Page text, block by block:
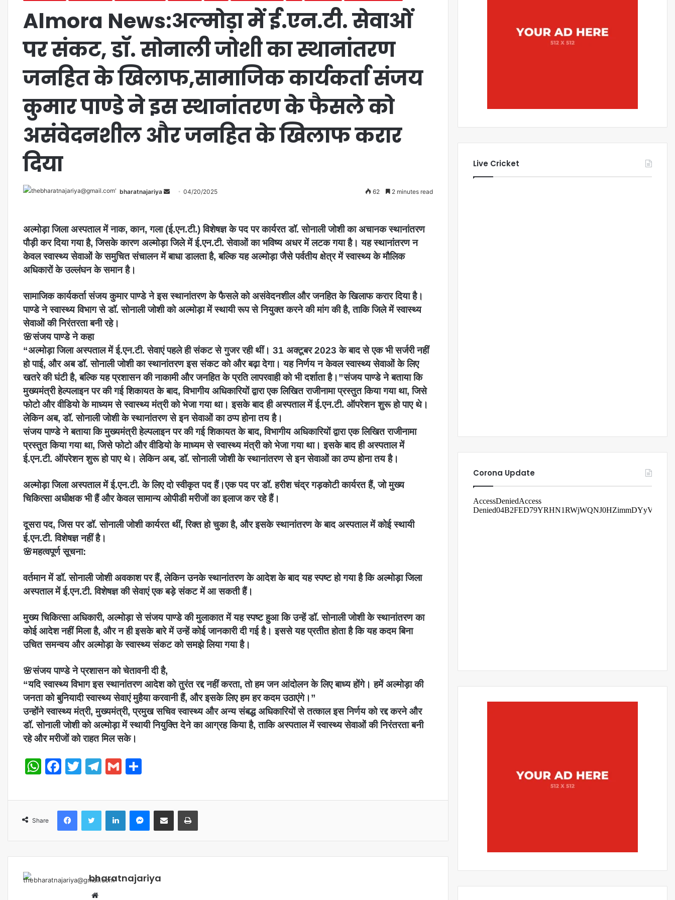
Almora News:अल्मोड़ा में ई.एन.टी. सेवाओं
पर संकट, डॉ. सोनाली जोशी का स्थानांतरण
जनहित के खिलाफ,सामाजिक कार्यकर्ता संजय
कुमार पाण्डे ने इस स्थानांतरण के फैसले को
असंवेदनशील और जनहित के खिलाफ करार
दिया
bharatnajariya 04/20/2025 62 2 minutes read
अल्मोड़ा जिला अस्पताल में नाक, कान, गला (ई.एन.टी.) विशेषज्ञ के पद पर कार्यरत डॉ. सोनाली जोशी का अचानक स्थानांतरण
पौड़ी कर दिया गया है, जिसके कारण अल्मोड़ा जिले में ई.एन.टी. सेवाओं का भविष्य अधर में लटक गया है। यह स्थानांतरण न
केवल स्वास्थ्य सेवाओं के समुचित संचालन में बाधा डालता है, बल्कि यह अल्मोड़ा जैसे पर्वतीय क्षेत्र में स्वास्थ्य के मौलिक
अधिकारों के उल्लंघन के समान है।
सामाजिक कार्यकर्ता संजय कुमार पाण्डे ने इस स्थानांतरण के फैसले को असंवेदनशील और जनहित के खिलाफ करार दिया है।
पाण्डे ने स्वास्थ्य विभाग से डॉ. सोनाली जोशी को अल्मोड़ा में स्थायी रूप से नियुक्त करने की मांग की है, ताकि जिले में स्वास्थ्य
सेवाओं की निरंतरता बनी रहे।
🌸संजय पाण्डे ने कहा
“अल्मोड़ा जिला अस्पताल में ई.एन.टी. सेवाएं पहले ही संकट से गुजर रही थीं। 31 अक्टूबर 2023 के बाद से एक भी सर्जरी नहीं
हो पाई, और अब डॉ. सोनाली जोशी का स्थानांतरण इस संकट को और बढ़ा देगा। यह निर्णय न केवल स्वास्थ्य सेवाओं के लिए
खतरे की घंटी है, बल्कि यह प्रशासन की नाकामी और जनहित के प्रति लापरवाही को भी दर्शाता है।”संजय पाण्डे ने बताया कि
मुख्यमंत्री हेल्पलाइन पर की गई शिकायत के बाद, विभागीय अधिकारियों द्वारा एक लिखित राजीनामा प्रस्तुत किया गया था, जिसे
फोटो और वीडियो के माध्यम से स्वास्थ्य मंत्री को भेजा गया था। इसके बाद ही अस्पताल में ई.एन.टी. ऑपरेशन शुरू हो पाए थे।
लेकिन अब, डॉ. सोनाली जोशी के स्थानांतरण से इन सेवाओं का ठप्प होना तय है।
संजय पाण्डे ने बताया कि मुख्यमंत्री हेल्पलाइन पर की गई शिकायत के बाद, विभागीय अधिकारियों द्वारा एक लिखित राजीनामा
प्रस्तुत किया गया था, जिसे फोटो और वीडियो के माध्यम से स्वास्थ्य मंत्री को भेजा गया था। इसके बाद ही अस्पताल में
ई.एन.टी. ऑपरेशन शुरू हो पाए थे। लेकिन अब, डॉ. सोनाली जोशी के स्थानांतरण से इन सेवाओं का ठप्प होना तय है।
अल्मोड़ा जिला अस्पताल में ई.एन.टी. के लिए दो स्वीकृत पद हैं।एक पद पर डॉ. हरीश चंद्र गड़कोटी कार्यरत हैं, जो मुख्य
चिकित्सा अधीक्षक भी हैं और केवल सामान्य ओपीडी मरीजों का इलाज कर रहे हैं।
दूसरा पद, जिस पर डॉ. सोनाली जोशी कार्यरत थीं, रिक्त हो चुका है, और इसके स्थानांतरण के बाद अस्पताल में कोई स्थायी
ई.एन.टी. विशेषज्ञ नहीं है।
🌸महत्वपूर्ण सूचना:
वर्तमान में डॉ. सोनाली जोशी अवकाश पर हैं, लेकिन उनके स्थानांतरण के आदेश के बाद यह स्पष्ट हो गया है कि अल्मोड़ा जिला
अस्पताल में ई.एन.टी. विशेषज्ञ की सेवाएं एक बड़े संकट में आ सकती हैं।
मुख्य चिकित्सा अधिकारी, अल्मोड़ा से संजय पाण्डे की मुलाकात में यह स्पष्ट हुआ कि उन्हें डॉ. सोनाली जोशी के स्थानांतरण का
कोई आदेश नहीं मिला है, और न ही इसके बारे में उन्हें कोई जानकारी दी गई है। इससे यह प्रतीत होता है कि यह कदम बिना
उचित समन्वय और अल्मोड़ा के स्वास्थ्य संकट को समझे लिया गया है।
🌸संजय पाण्डे ने प्रशासन को चेतावनी दी है,
“यदि स्वास्थ्य विभाग इस स्थानांतरण आदेश को तुरंत रद्द नहीं करता, तो हम जन आंदोलन के लिए बाध्य होंगे। हमें अल्मोड़ा की
जनता को बुनियादी स्वास्थ्य सेवाएं मुहैया करवानी हैं, और इसके लिए हम हर कदम उठाएंगे।”
उन्होंने स्वास्थ्य मंत्री, मुख्यमंत्री, प्रमुख सचिव स्वास्थ्य और अन्य संबद्ध अधिकारियों से तत्काल इस निर्णय को रद्द करने और
डॉ. सोनाली जोशी को अल्मोड़ा में स्थायी नियुक्ति देने का आग्रह किया है, ताकि अस्पताल में स्वास्थ्य सेवाओं की निरंतरता बनी
रहे और मरीजों को राहत मिल सके।
WhatsApp
Facebook
Twitter
Telegram
Gmail
Share
bharatnajariya
Live Cricket
Corona Update